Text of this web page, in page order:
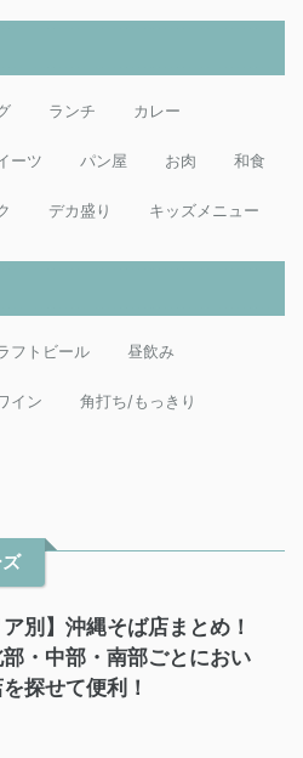
ランチ カレー
ーツ パン屋 お肉 和食
デカ盛り キッズメニュー
フトビール 昼飲み
イン 角打ち/もっきり
ア別】沖縄そば店まとめ！
・中部・南部ごとにおい
探せて便利！